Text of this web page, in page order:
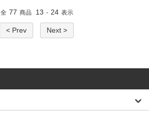
全 77 商品 13 - 24 表示
< Prev Next >